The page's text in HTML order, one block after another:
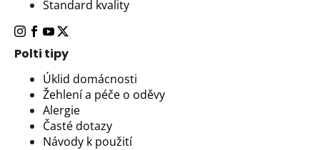
Standard kvality
Polti tipy
Úklid domácnosti
Žehlení a péče o oděvy
Alergie
Časté dotazy
Návody k použití